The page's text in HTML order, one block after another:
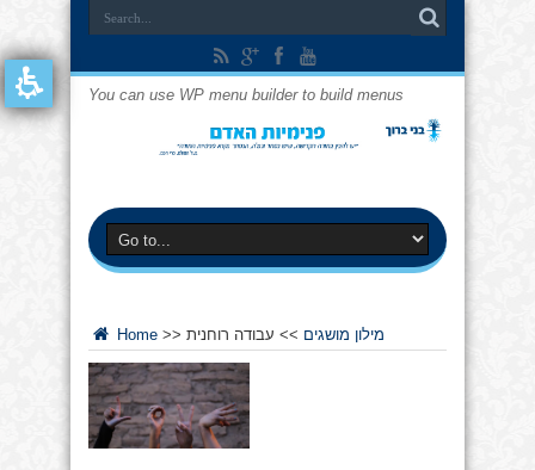
You can use WP menu builder to build menus
Home >> מילון מושגים >> עבודה רוחנית